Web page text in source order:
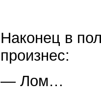
Наконец в
произнес:
— Лом…